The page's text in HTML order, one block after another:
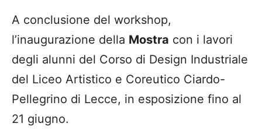
A conclusione del workshop,
l’inaugurazione della Mostra con i lavori
degli alunni del Corso di Design Industriale
del Liceo Artistico e Coreutico Ciardo-
Pellegrino di Lecce, in esposizione fino al
21 giugno.